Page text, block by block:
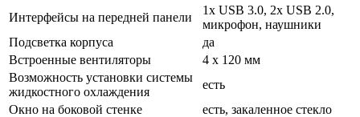
Интерфейсы на передней панели
1x USB 3.0, 2x USB 2.0,
микрофон, наушники
Подсветка корпуса
да
Встроенные вентиляторы
4 x 120 мм
Возможность установки системы
жидкостного охлаждения
есть
Окно на боковой стенке
есть, закаленное стекло